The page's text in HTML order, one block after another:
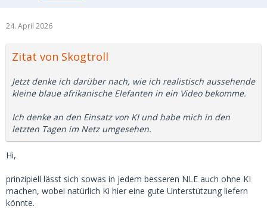
24. April 2026
Zitat von Skogtroll
Jetzt denke ich darüber nach, wie ich realistisch aussehende
kleine blaue afrikanische Elefanten in ein Video bekomme.
Ich denke an den Einsatz von KI und habe mich in den
letzten Tagen im Netz umgesehen.
Hi,
prinzipiell lässt sich sowas in jedem besseren NLE auch ohne KI
machen, wobei natürlich Ki hier eine gute Unterstützung liefern
könnte.